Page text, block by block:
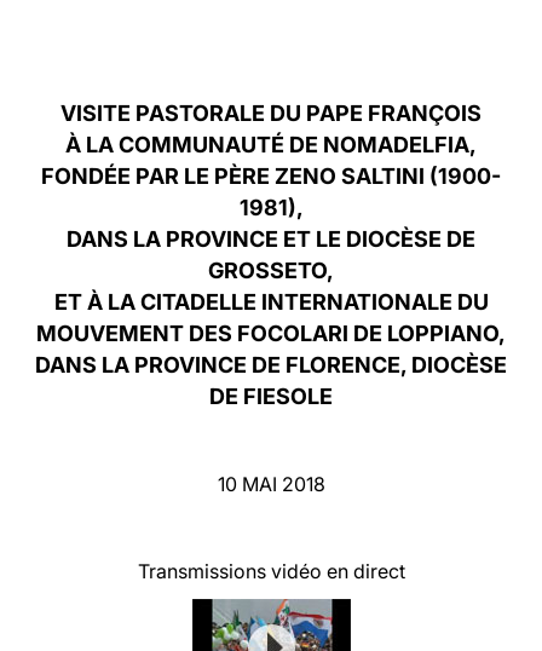
VISITE PASTORALE DU PAPE FRANÇOIS
À LA COMMUNAUTÉ DE NOMADELFIA,
FONDÉE PAR LE PÈRE ZENO SALTINI (1900-
1981),
DANS LA PROVINCE ET LE DIOCÈSE DE
GROSSETO,
ET À LA CITADELLE INTERNATIONALE DU
MOUVEMENT DES FOCOLARI DE LOPPIANO,
DANS LA PROVINCE DE FLORENCE, DIOCÈSE
DE FIESOLE
10 MAI 2018
Transmissions vidéo en direct